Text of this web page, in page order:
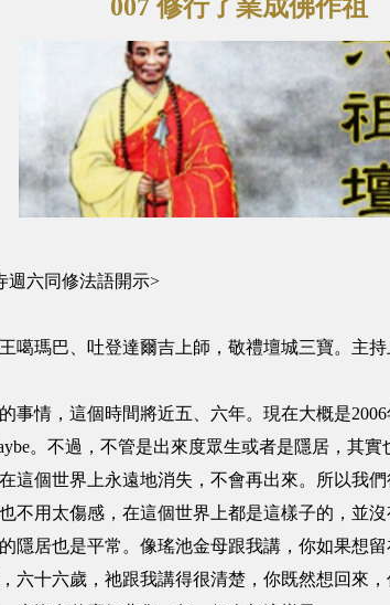
007 修行了業成佛作祖
週六同修法語開示>
噶瑪巴、吐登達爾吉上師，敬禮壇城三寶。主
事情，這個時間將近五、六年。現在大概是
。不過，不管是出來度眾生或者是隱居，其
這個世界上永遠地消失，不會再出來。所以我
不用太傷感，在這個世界上都是這樣子的，並
隱居也是平常。像瑤池金母跟我講，你如果想
六十六歲，祂跟我講得很清楚，你既然想回來